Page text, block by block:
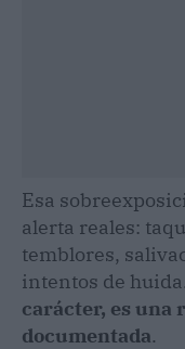
Esa
alerta reales:
temblores,
intentos de huida.
carácter, es una
documentada.